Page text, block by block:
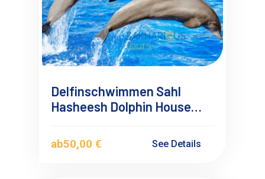
Delfinschwimmen Sahl
Hasheesh Dolphin House
Personen
ab50,00 € See Details